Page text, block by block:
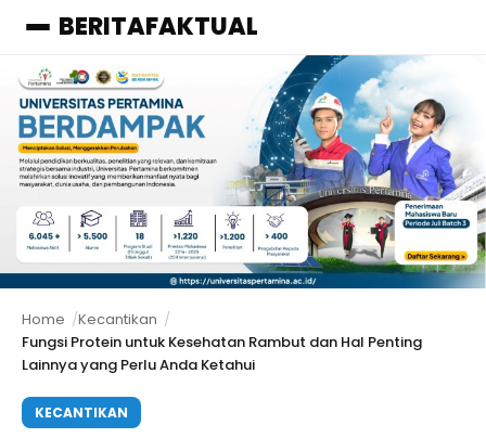
MenuBERITAFAKTUAL
Home
Kecantikan
Fungsi Protein untuk Kesehatan Rambut dan Hal Penting
Lainnya yang Perlu Anda Ketahui
KECANTIKAN